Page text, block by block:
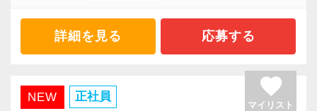
・経験値が自然と積み上がる環境
・有給取得率90％以上
詳細を見る 応募する
NEW 正社員 favorite
マイリスト